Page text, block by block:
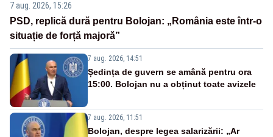
7 aug. 2026, 15:26
PSD, replică dură pentru Bolojan: „România este într-o
situație de forță majoră”
7 aug. 2026, 14:51
Ședința de guvern se amână pentru ora
15:00. Bolojan nu a obținut toate avizele
7 aug. 2026, 11:51
Bolojan, despre legea salarizării: „Ar